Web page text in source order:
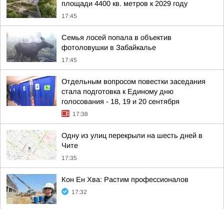
площади 4400 кв. метров к 2029 году
17:45
Семья лосей попала в объектив
фотоловушки в Забайкалье
17:45
Отдельным вопросом повестки заседания
стала подготовка к Единому дню
голосования - 18, 19 и 20 сентября
17:38
Одну из улиц перекрыли на шесть дней в
Чите
17:35
Кон Ен Хва: Растим профессионалов
17:32